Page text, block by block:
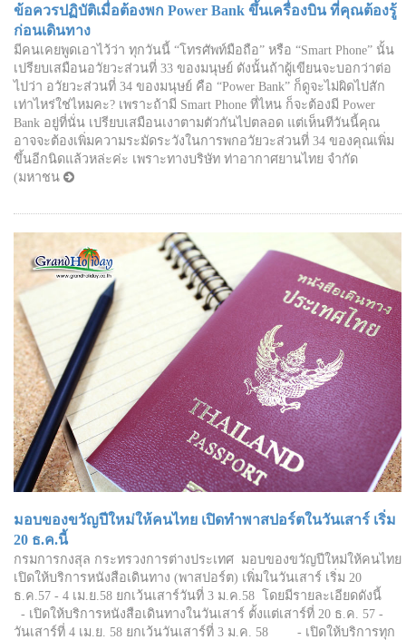
​ข้อควรปฏิบัติเมื่อต้องพก Power Bank ขึ้นเครื่องบิน ที่คุณต้องรู้
ก่อนเดินทาง
มีคนเคยพูดเอาไว้ว่า ทุกวันนี้ “โทรศัพท์มือถือ” หรือ “Smart Phone” นั้น
เปรียบเสมือนอวัยวะส่วนที่ 33 ของมนุษย์ ดังนั้นถ้าผู้เขียนจะบอกว่าต่อ
ไปว่า อวัยวะส่วนที่ 34 ของมนุษย์ คือ “Power Bank” ก็ดูจะไม่ผิดไปสัก
เท่าไหร่ใช่ไหมคะ? เพราะถ้ามี Smart Phone ที่ไหน ก็จะต้องมี Power
Bank อยู่ที่นั่น เปรียบเสมือนเงาตามตัวกันไปตลอด แต่เห็นทีวันนี้คุณ
อาจจะต้องเพิ่มความระมัดระวังในการพกอวัยวะส่วนที่ 34 ของคุณเพิ่ม
ขึ้นอีกนิดแล้วหล่ะค่ะ เพราะทางบริษัท ท่าอากาศยานไทย จำกัด
(มหาชน
มอบของขวัญปีใหม่ให้คนไทย เปิดทำพาสปอร์ตในวันเสาร์ เริ่ม
20 ธ.ค.นี้
กรมการกงสุล กระทรวงการต่างประเทศ มอบของขวัญปีใหม่ให้คนไทย
เปิดให้บริการหนังสือเดินทาง (พาสปอร์ต) เพิ่มในวันเสาร์ เริ่ม 20
ธ.ค.57 - 4 เม.ย.58 ยกเว้นเสาร์วันที่ 3 ม.ค.58 โดยมีรายละเอียดดังนี้
- เปิดให้บริการหนังสือเดินทางในวันเสาร์ ตั้งแต่เสาร์ที่ 20 ธ.ค. 57 -
วันเสาร์ที่ 4 เม.ย. 58 ยกเว้นวันเสาร์ที่ 3 ม.ค. 58 - เปิดให้บริการทุก